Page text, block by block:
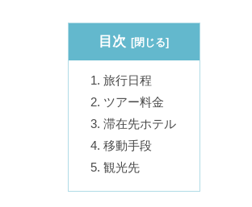
目次
旅行日程
ツアー料金
滞在先ホテル
移動手段
観光先